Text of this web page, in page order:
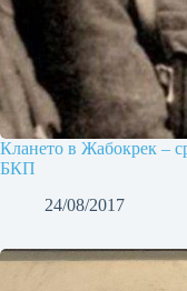
Клането в Жабокрек –
БКП
24/08/2017